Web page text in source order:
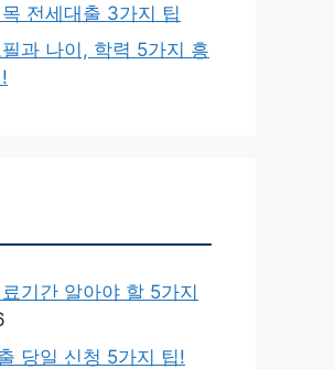
전세대출 3가지 팁
과 나이, 학력 5가지 흥
기간 알아야 할 5가지
당일 신청 5가지 팁!